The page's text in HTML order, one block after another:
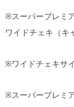
※スーパープレミ
ワイドチェキ（キ
※ワイドチェキサ
※スーパープレミ